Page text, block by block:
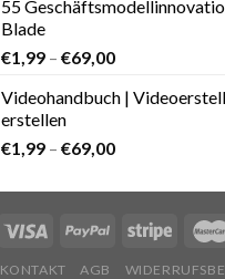
55
Blade
€1,99 – €69,00
Videohandbuch |
erstellen
€1,99 – €69,00
KONTAKT AGB